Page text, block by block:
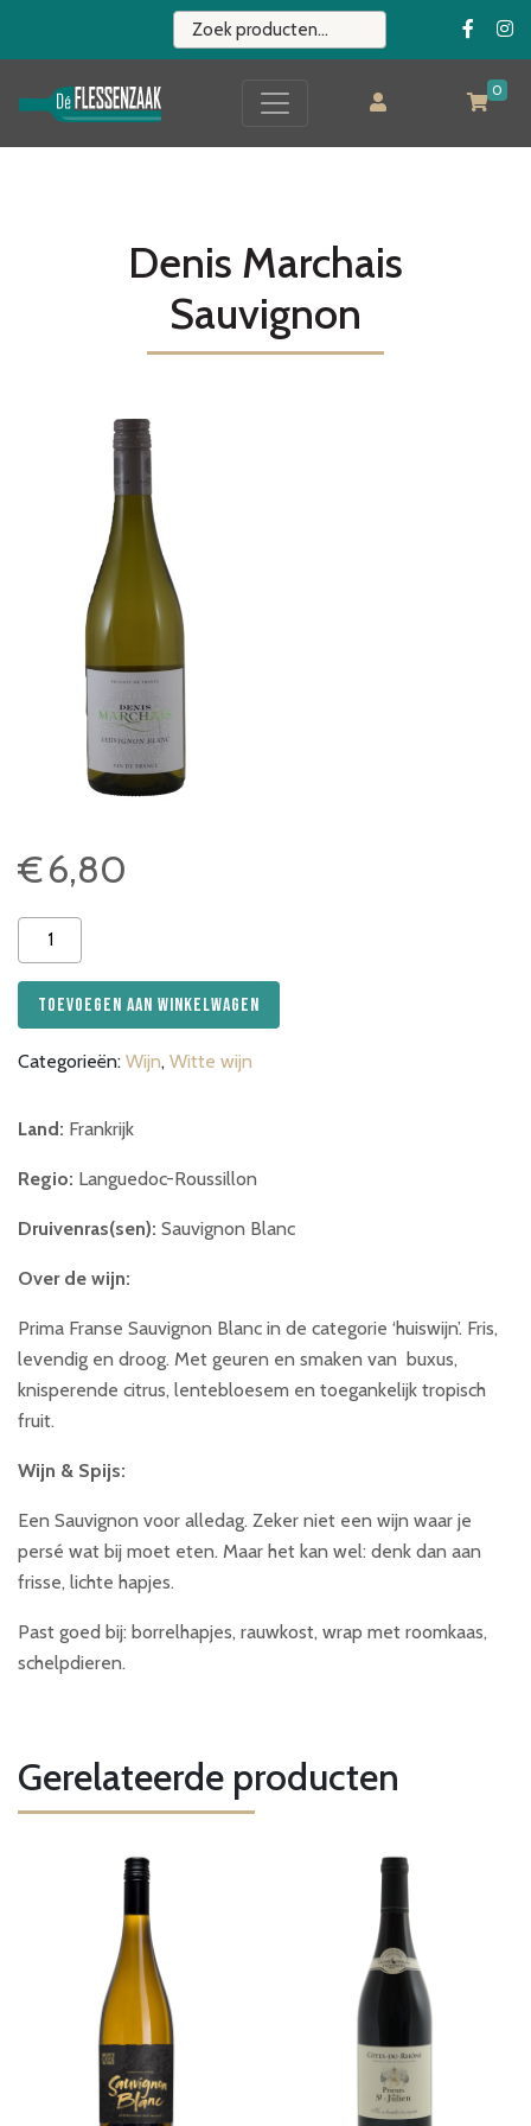
0
Denis Marchais
Sauvignon
€6,80
Denis
Marchais
Sauvignon
aantal
Toevoegen aan winkelwagen
Categorieën: Wijn, Witte wijn
Land: Frankrijk
Regio: Languedoc-Roussillon
Druivenras(sen): Sauvignon Blanc
Over de wijn:
Prima Franse Sauvignon Blanc in de categorie ‘huiswijn’. Fris,
levendig en droog. Met geuren en smaken van buxus,
knisperende citrus, lentebloesem en toegankelijk tropisch
fruit.
Wijn & Spijs:
Een Sauvignon voor alledag. Zeker niet een wijn waar je
persé wat bij moet eten. Maar het kan wel: denk dan aan
frisse, lichte hapjes.
Past goed bij: borrelhapjes, rauwkost, wrap met roomkaas,
schelpdieren.
Gerelateerde producten